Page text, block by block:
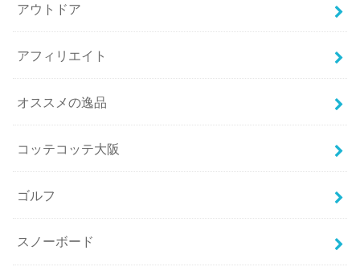
アウトドア
アフィリエイト
オススメの逸品
コッテコッテ大阪
ゴルフ
スノーボード